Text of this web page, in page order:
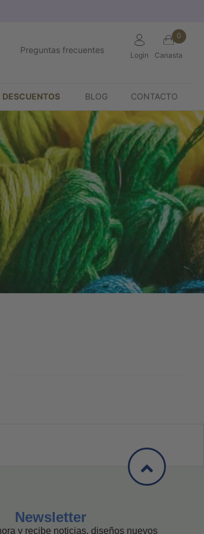
Preguntas frecuentes
Login
0
Canasta
DESCUENTOS BLOG CONTACTO
Newsletter
y recibe noticias, diseños nuevos